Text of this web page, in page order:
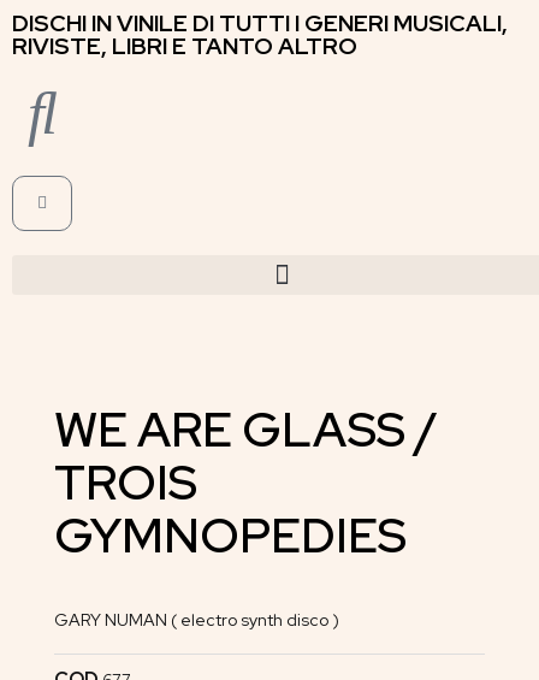
DISCHI IN VINILE DI TUTTI I GENERI MUSICALI,
RIVISTE, LIBRI E TANTO ALTRO
WE ARE GLASS /
TROIS
GYMNOPEDIES
GARY NUMAN ( electro synth disco )